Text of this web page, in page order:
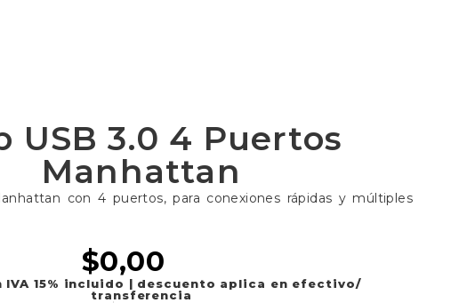
USB 3.0 4 Puertos
Manhattan
con 4 puertos, para conexiones rápidas y múltiples
$0,00
IVA 15% incluido | descuento aplica en efectivo/
transferencia